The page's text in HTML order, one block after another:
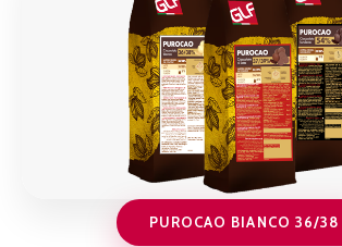
PUROCAO BIANCO 36/38